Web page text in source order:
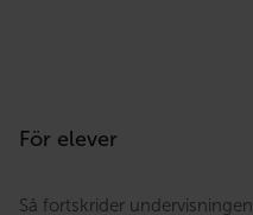
För elever
Så fortskrider undervisningen